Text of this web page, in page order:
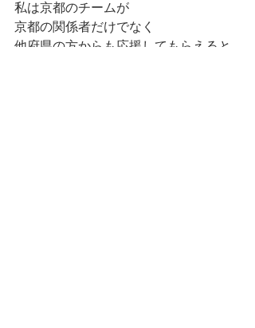
私は京都のチームが
京都の関係者だけでなく
他府県の方からも応援してもらえると